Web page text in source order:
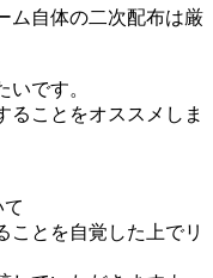
ム自体の二次配布は厳
いです。
ことをオススメしま
ことを自覚した上でリ